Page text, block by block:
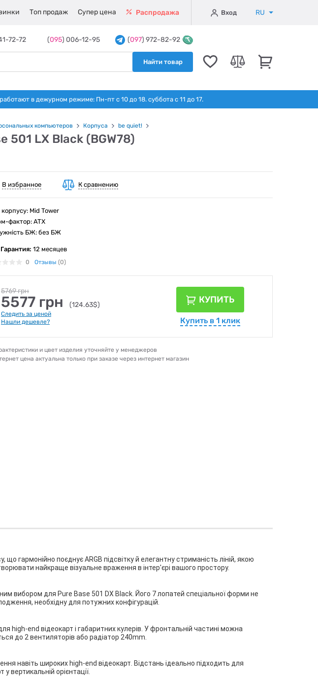
Топ продаж Супер цена Распродажа Вход RU
72-72 (095) 006-12-95 (097) 972-82-92
Найти товар
в дежурном режиме: Пн-пт с 10 до 18. суббота с 11 до 17.
компьютеров Корпуса be quiet!
501 LX Black (BGW78)
В избранное К сравнению
Mid Tower
фактор: ATX
БЖ: без БЖ
Гарантия: 12 месяцев
0 Отзывы (0)
5769 грн
5577 грн (124.63$)
Следить за ценой
Нашли дешевле?
КУПИТЬ
Купить в 1 клик
и цвет изделия уточняйте у менеджеров
цена актуальна только при заказе через интернет магазин
гармонійно поєднує ARGB підсвітку й елегантну стриманість ліній, якою
найкраще візуальне враження в інтер'єрі вашого простору.
вибором для Pure Base 501 DX Black. Його 7 лопатей спеціальної форми не
необхідну для потужних конфігурацій.
high-end відеокарт і габаритних кулерів. У фронтальній частині можна
до 2 вентиляторів або радіатор 240mm.
навіть широких high-end відеокарт. Відстань ідеально підходить для
вертикальній орієнтації.